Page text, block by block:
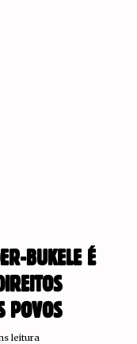
BUKELE É
POVOS
leitura